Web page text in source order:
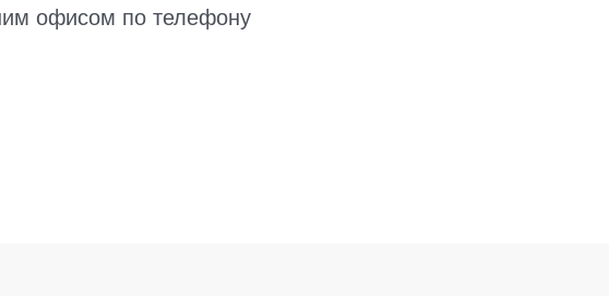
офисом по телефону